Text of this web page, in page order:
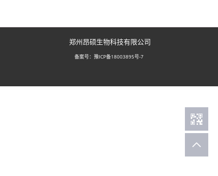
郑州昂硕生物科技有限公司
备案号： 豫ICP备18003895号-7